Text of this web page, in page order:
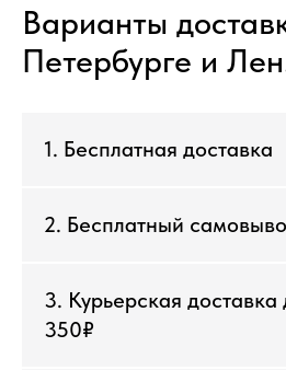
Варианты
Петербурге и
1. Бесплатная доставка
2. Бесплатный
3. Курьерская
350₽